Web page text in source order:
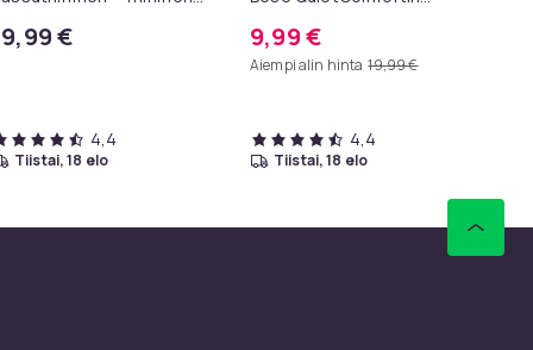
€
4,4
tiistai, 18 elo
QC35/QC25/QC15/AE2 - 2-
Kpl Musta
9,99 €
Aiempi alin hinta 19,99 €
4,4
tiistai, 18 elo